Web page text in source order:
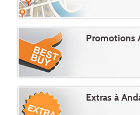
Promotions
Extras à